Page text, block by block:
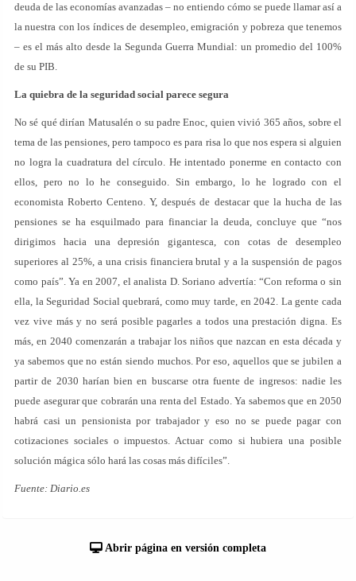
deuda de las economías avanzadas – no entiendo cómo se puede llamar así a
la nuestra con los índices de desempleo, emigración y pobreza que tenemos
– es el más alto desde la Segunda Guerra Mundial: un promedio del 100%
de su PIB.
La quiebra de la seguridad social parece segura
No sé qué dirían Matusalén o su padre Enoc, quien vivió 365 años, sobre el
tema de las pensiones, pero tampoco es para risa lo que nos espera si alguien
no logra la cuadratura del círculo. He intentado ponerme en contacto con
ellos, pero no lo he conseguido. Sin embargo, lo he logrado con el
economista Roberto Centeno. Y, después de destacar que la hucha de las
pensiones se ha esquilmado para financiar la deuda, concluye que “nos
dirigimos hacia una depresión gigantesca, con cotas de desempleo
superiores al 25%, a una crisis financiera brutal y a la suspensión de pagos
como país”. Ya en 2007, el analista D. Soriano advertía: “Con reforma o sin
ella, la Seguridad Social quebrará, como muy tarde, en 2042. La gente cada
vez vive más y no será posible pagarles a todos una prestación digna. Es
más, en 2040 comenzarán a trabajar los niños que nazcan en esta década y
ya sabemos que no están siendo muchos. Por eso, aquellos que se jubilen a
partir de 2030 harían bien en buscarse otra fuente de ingresos: nadie les
puede asegurar que cobrarán una renta del Estado. Ya sabemos que en 2050
habrá casi un pensionista por trabajador y eso no se puede pagar con
cotizaciones sociales o impuestos. Actuar como si hubiera una posible
solución mágica sólo hará las cosas más difíciles”.
Fuente: Diario.es
Abrir página en versión completa